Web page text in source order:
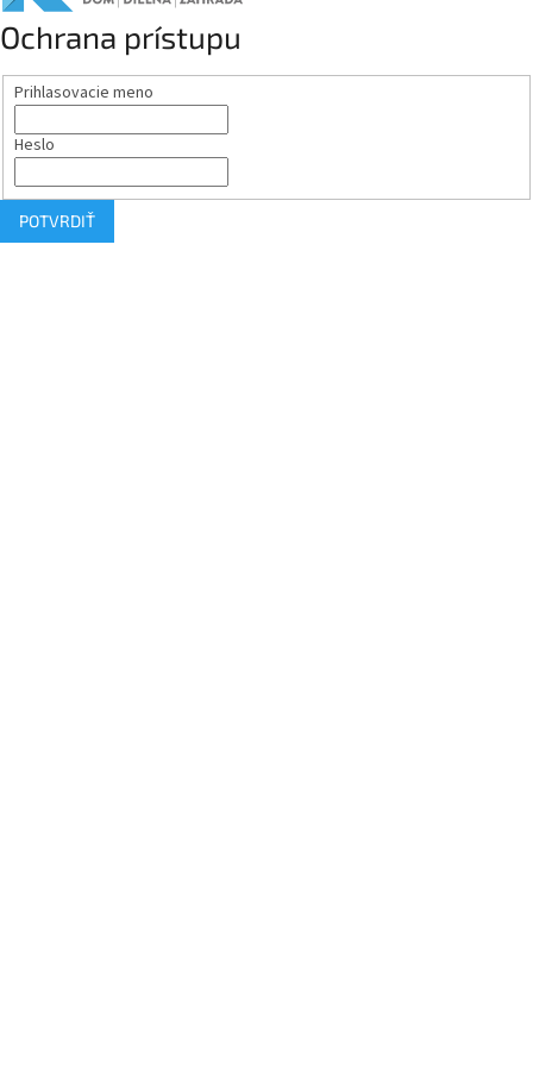
Ochrana prístupu
Prihlasovacie meno
Heslo
POTVRDIŤ